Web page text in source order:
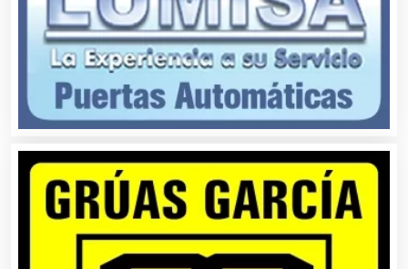
Asesores Técnicos
Asesoría Fiscal
Asilos